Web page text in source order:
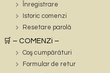
Înregistrare
Istoric comenzi
Resetare parolă
🛒 – COMENZi –
Coş cumpărături
Formular de retur